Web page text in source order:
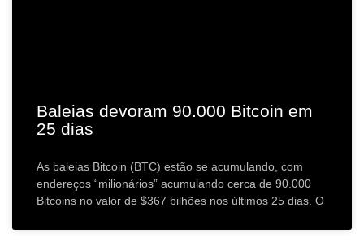
Baleias devoram 90.000 Bitcoin em
25 dias
As baleias Bitcoin (BTC) estão se acumulando, com
endereços “milionários” acumulando cerca de 90.000
Bitcoins no valor de $367 bilhões nos últimos 25 dias. O